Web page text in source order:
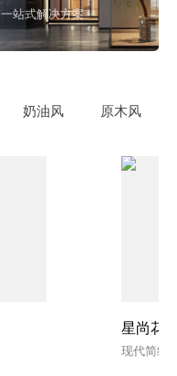
一站式解决方案
奶油风 原木风
星尚花
现代简约